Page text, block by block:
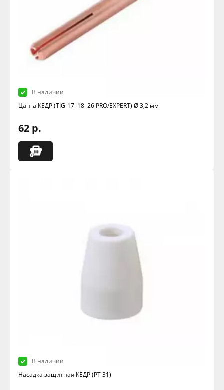
В наличии
Цанга КЕДР (TIG-17–18–26 PRO/EXPERT) Ø 3,2 мм
62 р.
В наличии
Насадка защитная КЕДР (РТ 31)